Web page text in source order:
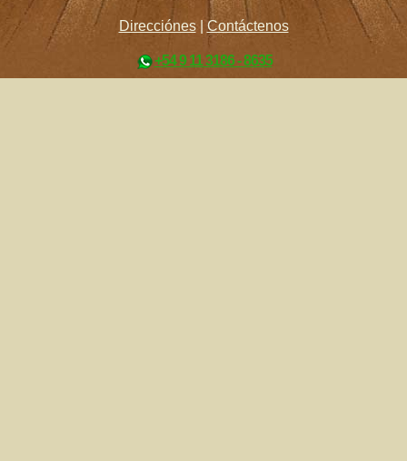
Direcciónes| Contáctenos
+54 9 11 3186 - 8635